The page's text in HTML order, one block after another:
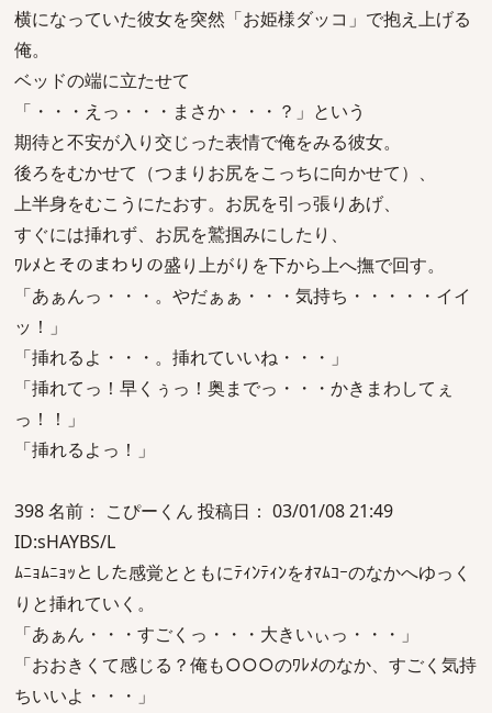
横になっていた彼女を突然「お姫様ダッコ」で抱え上げる
俺。
ベッドの端に立たせて
「・・・えっ・・・まさか・・・？」という
期待と不安が入り交じった表情で俺をみる彼女。
後ろをむかせて（つまりお尻をこっちに向かせて）、
上半身をむこうにたおす。お尻を引っ張りあげ、
すぐには挿れず、お尻を鷲掴みにしたり、
ﾜﾚﾒとそのまわりの盛り上がりを下から上へ撫で回す。
「あぁんっ・・・。やだぁぁ・・・気持ち・・・・・イイ
ッ！」
「挿れるよ・・・。挿れていいね・・・」
「挿れてっ！早くぅっ！奥までっ・・・かきまわしてぇ
っ！！」
「挿れるよっ！」
398 名前： こぴーくん 投稿日： 03/01/08 21:49
ID:sHAYBS/L
ﾑﾆｮﾑﾆｮｯとした感覚とともにﾃｨﾝﾃｨﾝをｵﾏﾑｺｰのなかへゆっく
りと挿れていく。
「あぁん・・・すごくっ・・・大きいぃっ・・・」
「おおきくて感じる？俺も○○○のﾜﾚﾒのなか、すごく気持
ちいいよ・・・」